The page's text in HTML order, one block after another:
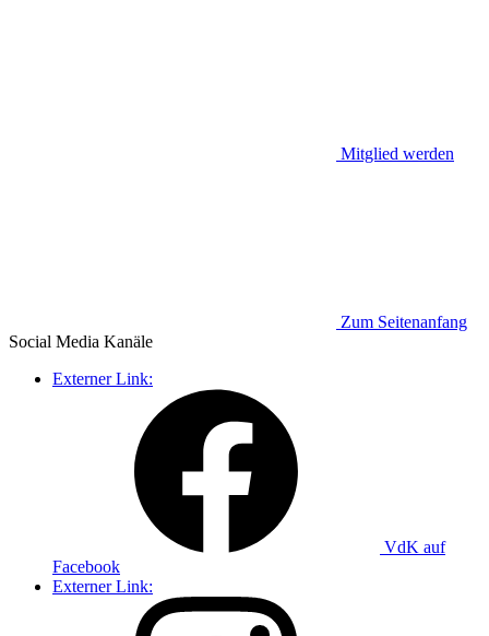
Mitglied werden
Zum Seitenanfang
Social Media Kanäle
Externer Link:
VdK auf
Facebook
Externer Link: